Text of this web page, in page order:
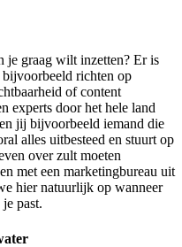
je graag wilt inzetten? Er is
bijvoorbeeld richten op
of content
experts door het hele land
jij bijvoorbeeld iemand die
alles uitbesteed en stuurt op
over zult moeten
met een marketingbureau uit
hier natuurlijk op wanneer
past.